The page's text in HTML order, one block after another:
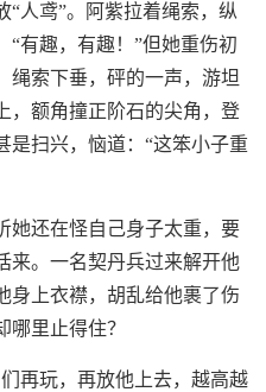
“人鸢”。阿紫拉着绳索，纵
“有趣，有趣！”但她重伤初
绳索下垂，砰的一声，游坦
，额角撞正阶石的尖角，登
是扫兴，恼道：“这笨小子重
她还在怪自己身子太重，要
来。一名契丹兵过来解开他
身上衣襟，胡乱给他裹了伤
哪里止得住？
再玩，再放他上去，越高越